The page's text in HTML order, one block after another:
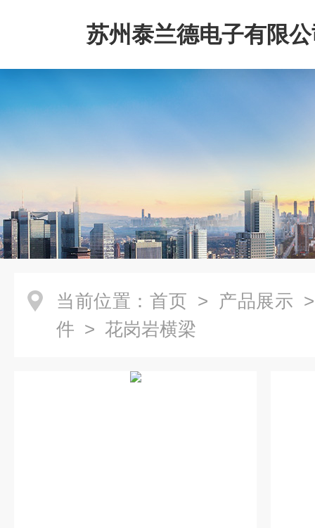
苏州泰兰德电子有限
当前位置： 首页 > 产品展示
件 > 花岗岩横梁